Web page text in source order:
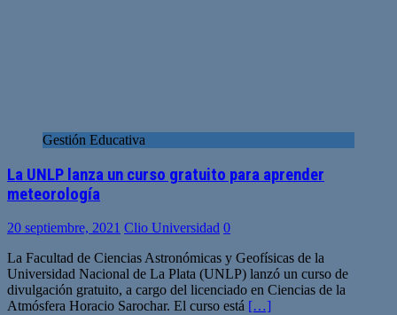
Gestión Educativa
La UNLP lanza un curso gratuito para aprender
meteorología
20 septiembre, 2021 Clio Universidad 0
La Facultad de Ciencias Astronómicas y Geofísicas de la
Universidad Nacional de La Plata (UNLP) lanzó un curso de
divulgación gratuito, a cargo del licenciado en Ciencias de la
Atmósfera Horacio Sarochar. El curso está […]